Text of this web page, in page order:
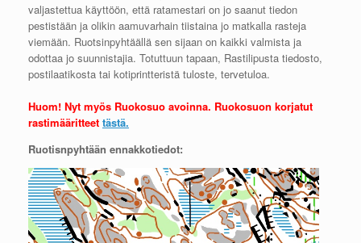
valjastettua käyttöön, että ratamestari on jo saanut tiedon
pestistään ja olikin aamuvarhain tiistaina jo matkalla rasteja
viemään. Ruotsinpyhtäällä sen sijaan on kaikki valmista ja
odottaa jo suunnistajia. Totuttuun tapaan, Rastilipusta tiedosto,
postilaatikosta tai kotiprintteristä tuloste, tervetuloa.
Huom! Nyt myös Ruokosuo avoinna. Ruokosuon korjatut
rastimääritteet tästä.
Ruotisnpyhtään ennakkotiedot: